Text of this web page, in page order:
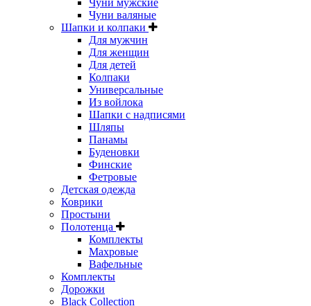
Чуни валяные
Шапки и колпаки
Для мужчин
Для женщин
Для детей
Колпаки
Универсальные
Из войлока
Шапки с надписями
Шляпы
Панамы
Буденовки
Финские
Фетровые
Детская одежда
Коврики
Простыни
Полотенца
Комплекты
Махровые
Вафельные
Комплекты
Дорожки
Black Collection